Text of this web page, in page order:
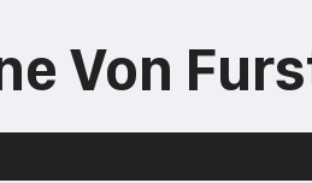
Von